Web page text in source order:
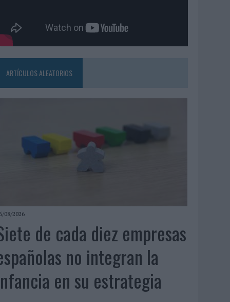
ARTÍCULOS ALEATORIOS
08/2026
de cada diez empresas
no integran la
en su estrategia